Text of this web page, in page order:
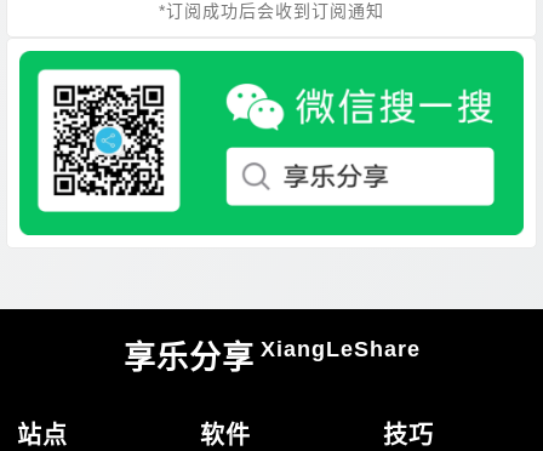
*订阅成功后会收到订阅通知
享乐分享 XiangLeShare
站点 软件 技巧